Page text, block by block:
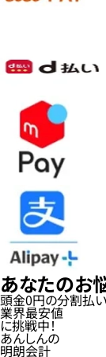
あなたのお
頭金0円の分割払い
業界最安値
に挑戦中！
あんしんの
明朗会計